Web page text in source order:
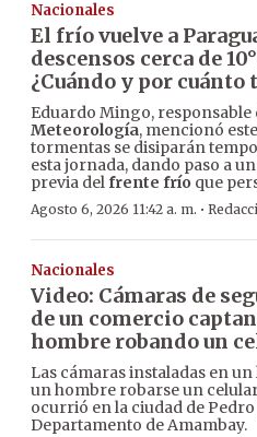
Nacionales
El frío vuelve a
descensos cerca de
¿Cuándo y por cuánto
Eduardo Mingo, responsable
Meteorología, mencionó
tormentas se disiparán
esta jornada, dando paso a
previa delfrente frío que
Agosto 6, 2026 11:42 a. m. ·
Nacionales
Video: Cámaras de
de un comercio
hombre robando un
Las cámaras instaladas en
un hombre robarse un
ocurrió en la ciudad de Pedro
Departamento de Amambay.